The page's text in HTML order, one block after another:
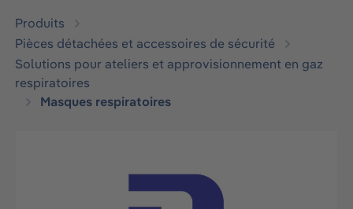
Produits
Pièces détachées et accessoires de sécurité
Solutions pour ateliers et approvisionnement en gaz
respiratoires
Masques respiratoires
Ignorer la galerie d'images